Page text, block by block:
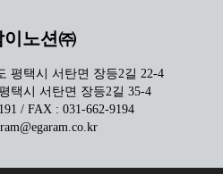
이노션㈜
평택시 서탄면 장등2길 22-4
택시 서탄면 장등2길 35-4
/ FAX : 031-662-9194